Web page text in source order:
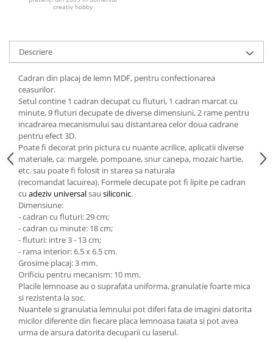
Carton/Hartie Scrapbooking
Carton/Hartie unicolor
Hartie creponata
Hartie dantelata
Hartie matase
Hartie origami
Hartie reciclata/manuala
Plicuri
Carton
Rame, albume, notesuri
Masti
Forme/Figurine carton
Panglici, snururi, sarma
Dantela
Panglici craciun
Panglici decor
Snur/sfoara/fir
Metal
creativ hobby
Descriere
Cadran din placaj de lemn MDF, pentru confectionarea
ceasurilor.
Setul contine 1 cadran decupat cu fluturi, 1 cadran marcat cu
minute, 9 fluturi decupate de diverse dimensiuni, 2 rame pentru
incadrarea mecanismului sau distantarea celor doua cadrane
pentru efect 3D.
Poate fi decorat prin pictura cu nuante acrilice, aplicatii diverse
materiale, ca: margele, pompoane, snur canepa, mozaic hartie,
etc. sau poate fi folosit in starea sa naturala
(recomandat lacuirea). Formele decupate pot fi lipite pe cadran
cu adeziv universalsau siliconic.
Dimensiune:
- cadran cu fluturi: 29 cm;
- cadran cu minute: 18 cm;
- fluturi: intre 3 - 13 cm;
- rama interior: 6.5 x 6.5 cm.
Grosime placaj: 3 mm.
Orificiu pentru mecanism: 10 mm.
Placile lemnoase au o suprafata uniforma, granulatie foarte mica
si rezistenta la soc.
Nuantele si granulatia lemnului pot diferi fata de imagini datorita
micilor diferente din fiecare placa lemnoasa taiata si pot avea
urma de arsura datorita decuparii cu laserul.